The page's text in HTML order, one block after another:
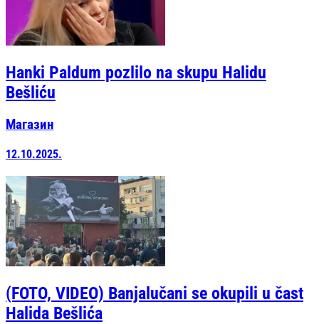
Hanki Paldum pozlilo na skupu Halidu
Bešliću
Магазин
12.10.2025.
(FOTO, VIDEO) Banjalučani se okupili u čast
Halida Bešlića